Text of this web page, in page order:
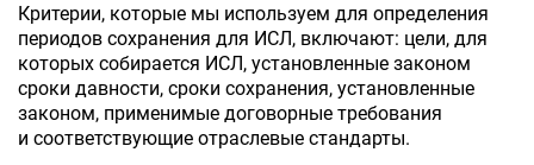
Критерии, которые мы используем для определения
периодов сохранения для ИСЛ, включают: цели, для
которых собирается ИСЛ, установленные законом
сроки давности, сроки сохранения, установленные
законом, применимые договорные требования
и соответствующие отраслевые стандарты.